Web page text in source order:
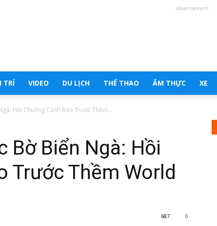
Advertisement
TRÍ VIDEO DU LỊCH THỂ THAO ẨM THỰC XE
Hồi Chuông Cảnh Báo Trước Thềm...
Bờ Biển Ngà: Hồi
Trước Thềm World
0
687